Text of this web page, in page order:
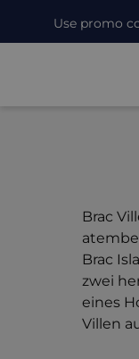
Use promo
Brac
Brac
zwei
eines
Villen